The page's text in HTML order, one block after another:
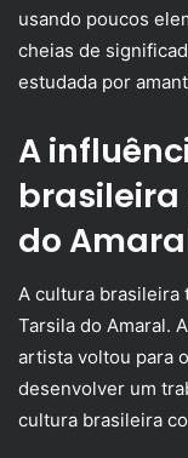
usando poucos
cheias de
estudada por
A
brasileira
do
A cultura brasileira
Tarsila do Amaral.
artista voltou para
desenvolver um
cultura brasileira